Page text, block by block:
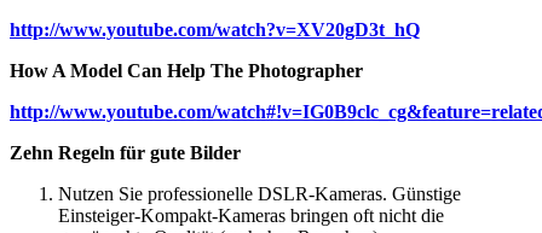
http://www.youtube.com/watch?v=XV20gD3t_hQ
How A Model Can Help The Photographer
http://www.youtube.com/
Zehn Regeln für gute Bilder
Nutzen Sie professionelle DSLR-Kameras. Günstige
Einsteiger-Kompakt-Kameras bringen oft nicht die